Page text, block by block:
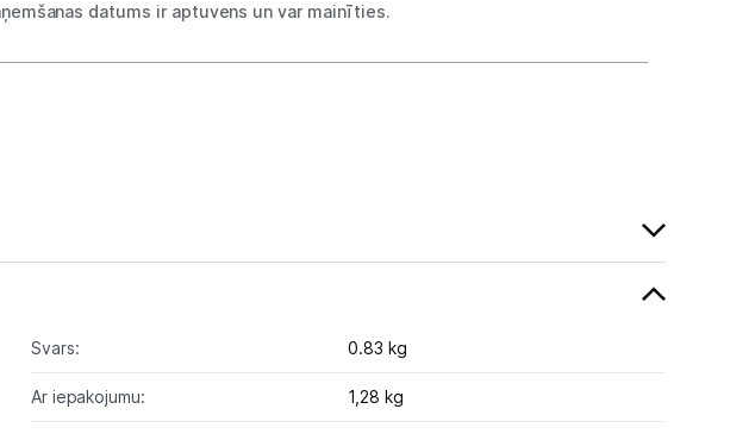
datums ir aptuvens un var mainīties.
Svars: 0.83 kg
Ar iepakojumu: 1,28 kg